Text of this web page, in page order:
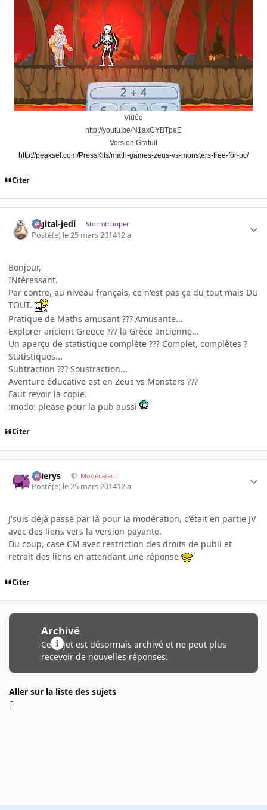
Vidéo
http://youtu.be/N1axCYBTpeE
Version Gratuit
http://peaksel.com/PressKits/math-games-zeus-vs-monsters-free-for-pc/
Citer
digital-jedi Stormtrooper
Posté(e) le 25 mars 201412 a
Bonjour,
INtéressant.
Par contre, au niveau français, ce n'est pas ça du tout mais DU
TOUT.
Pratique de Maths amusant ??? Amusante...
Explorer ancient Greece ??? la Grèce ancienne...
Un aperçu de statistique complète ??? Complet, complètes ?
Statistiques...
Subtraction ??? Soustraction...
Aventure éducative est en Zeus vs Monsters ???
Faut revoir la copie.
:modo: please pour la pub aussi
Citer
Ellierys Modérateur
Posté(e) le 25 mars 201412 a
J'suis déjà passé par là pour la modération, c'était en partie JV
avec des liens vers la version payante.
Du coup, case CM avec restriction des droits de publi et
retrait des liens en attendant une réponse
Citer
Archivé
Ce sujet est désormais archivé et ne peut plus
recevoir de nouvelles réponses.
Aller sur la liste des sujets